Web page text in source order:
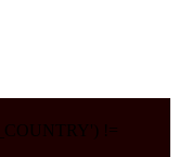
!=